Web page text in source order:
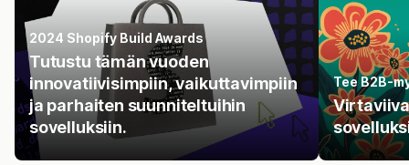
2024 Shopify Build Awards
Tutustu tämän vuoden
innovatiivisimpiin, vaikuttavimpiin
ja parhaiten suunniteltuihin
sovelluksiin.
Tee B2B-